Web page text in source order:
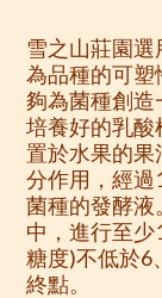
雪之山莊園
為品種的可塑
夠為菌種創造
培養好的乳酸
置於水果的
分作用，經
菌種的發酵液
中，進行至
糖度)不低於6
終點。